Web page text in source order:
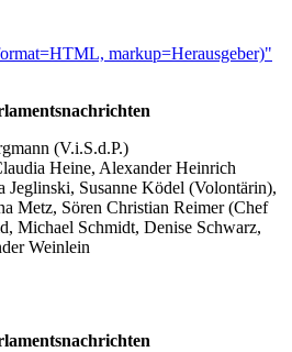
markup=Herausgeber)"
(V.i.S.d.P.)
Heine, Alexander Heinrich
Jeglinski, Susanne Ködel (Volontärin),
Metz, Sören Christian Reimer (Chef
Michael Schmidt, Denise Schwarz,
Weinlein